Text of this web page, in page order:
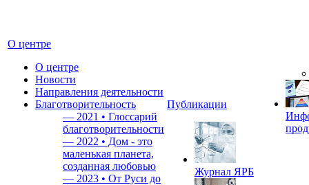
О центре
О центре
Новости
Направления деятельности
Благотворительность
— 2021 • Глоссарий
благотворительности
— 2022 • Дом - это
маленькая планета,
созданная любовью
— 2023 • От Руси до
Публикации
Журнал ЯРБ